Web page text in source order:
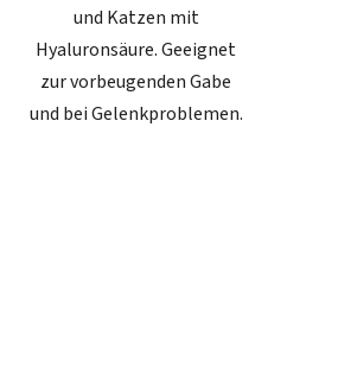
und Katzen mit
Hyaluronsäure. Geeignet
zur vorbeugenden Gabe
und bei Gelenkproblemen.